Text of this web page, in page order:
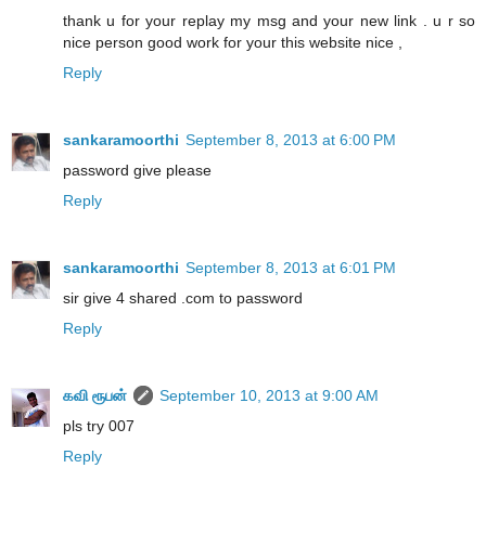
thank u for your replay my msg and your new link . u r so
nice person good work for your this website nice ,
Reply
sankaramoorthi September 8, 2013 at 6:00 PM
password give please
Reply
sankaramoorthi September 8, 2013 at 6:01 PM
sir give 4 shared .com to password
Reply
கவி ரூபன்
September 10, 2013 at 9:00 AM
pls try 007
Reply